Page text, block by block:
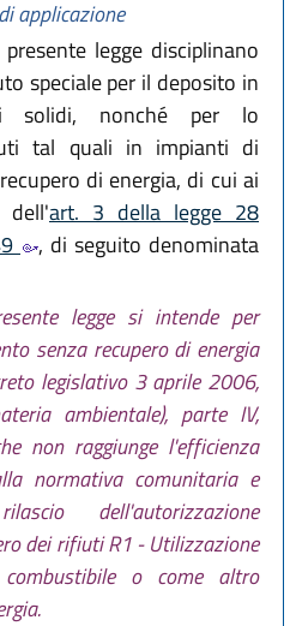
applicazione
legge disciplinano
speciale per il deposito in
solidi, nonché per lo
tal quali in impianti di
di energia, di cui ai
art. 3 della legge 28
, di seguito denominata
legge si intende per
senza recupero di energia
legislativo 3 aprile 2006,
ambientale), parte IV,
non raggiunge l'efficienza
normativa comunitaria e
dell'autorizzazione
dei rifiuti R1 - Utilizzazione
combustibile o come altro